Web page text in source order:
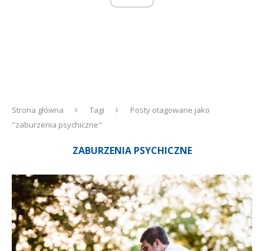
Strona główna Tagi
Posty otagowane jako
"zaburzenia psychiczne"
ZABURZENIA PSYCHICZNE